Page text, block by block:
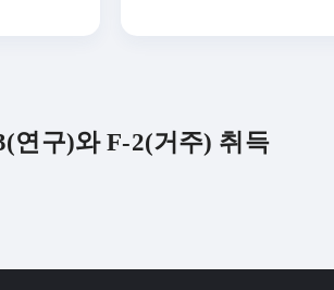
연구)와 F-2(거주) 취득